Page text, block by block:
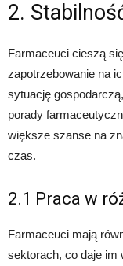
2.
Farmaceuci cieszą
zapotrzebowanie na
sytuację
porady
większe szanse na
czas.
2.1 Praca w
Farmaceuci mają
sektorach, co daje